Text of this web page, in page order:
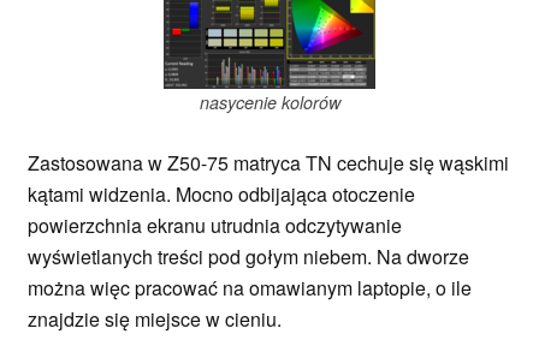
nasycenie kolorów
Zastosowana w Z50-75 matryca TN cechuje się wąskimi
kątami widzenia. Mocno odbijająca otoczenie
powierzchnia ekranu utrudnia odczytywanie
wyświetlanych treści pod gołym niebem. Na dworze
można więc pracować na omawianym laptopie, o ile
znajdzie się miejsce w cieniu.